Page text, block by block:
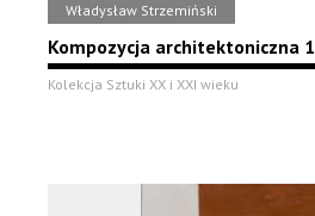
Władysław Strzemiński
Kompozycja architektoniczna 1
Kolekcja Sztuki XX i XXI wieku